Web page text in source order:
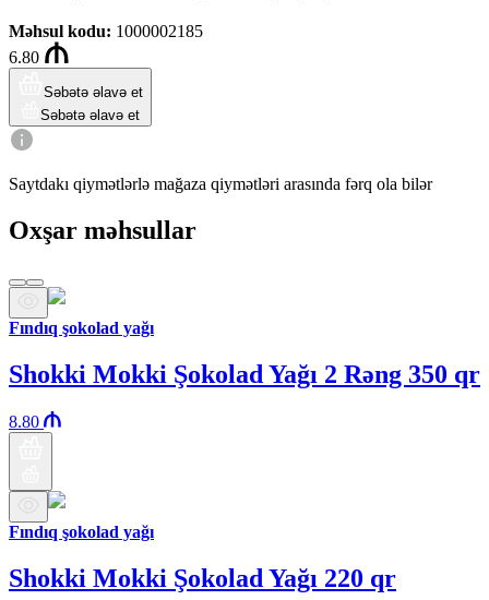
Məhsul kodu: 1000002185
6.80
Səbətə əlavə et
Səbətə əlavə et
Saytdakı qiymətlərlə mağaza qiymətləri arasında fərq ola bilər
Oxşar məhsullar
Fındıq şokolad yağı
Shokki Mokki Şokolad Yağı 2 Rəng 350 qr
8.80
Fındıq şokolad yağı
Shokki Mokki Şokolad Yağı 220 qr